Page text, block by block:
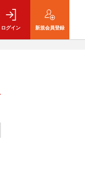
ログイン 新規会員登録